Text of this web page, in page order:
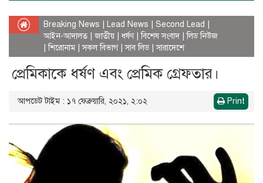
Breaking News Lead News Second Lead
আইন-আদালত |জাতীয় ধর্ষণ |বিশেষ সংবাদ|লিড নিউজ
|শিরোনাম|সকল বিভাগ|সাব লিড|সারাদেশে
প্রেমিকাকে ধর্ষণ এবং প্রেমিক গ্রেফতার।
আপডেট টাইম : ১৭ ফেব্রুয়ারি, ২০২১, ২:০২ Print